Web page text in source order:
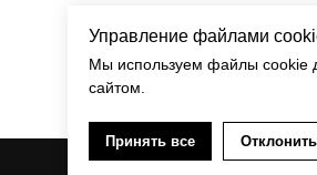
Управление файлами
Мы используем файлы cookie
сайтом.
Принять все